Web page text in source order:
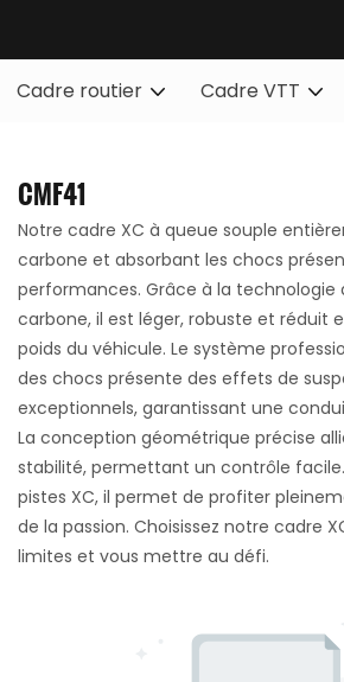
Cadre routier Cadre VTT
CMF41
Notre cadre XC à queue souple
carbone et absorbant les chocs
performances. Grâce à la technologie
carbone, il est léger, robuste et réduit
poids du véhicule. Le système
des chocs présente des effets de
exceptionnels, garantissant une
La conception géométrique précise
stabilité, permettant un contrôle
pistes XC, il permet de profiter
de la passion. Choisissez notre cadre
limites et vous mettre au défi.